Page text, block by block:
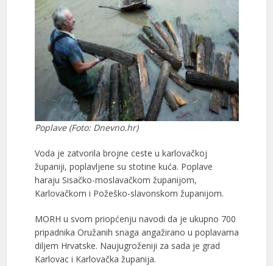
Poplave (Foto: Dnevno.hr)
Voda je zatvorila brojne ceste u karlovačkoj
županiji, poplavljene su stotine kuća. Poplave
haraju Sisačko-moslavačkom županijom,
Karlovačkom i Požeško-slavonskom županijom.
MORH u svom priopćenju navodi da je ukupno 700
pripadnika Oružanih snaga angažirano u poplavama
diljem Hrvatske. Naujugroženiji za sada je grad
Karlovac i Karlovačka županija.